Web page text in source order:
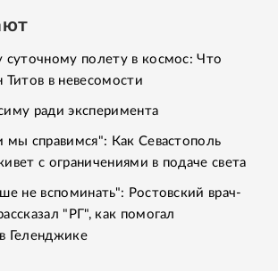
суточному полету в космос: Что
Титов в невесомости
ради эксперимента
мы справимся": Как Севастополь
с ограничениями в подаче света
не вспоминать": Ростовский врач-
"РГ", как помогал
Геленджике